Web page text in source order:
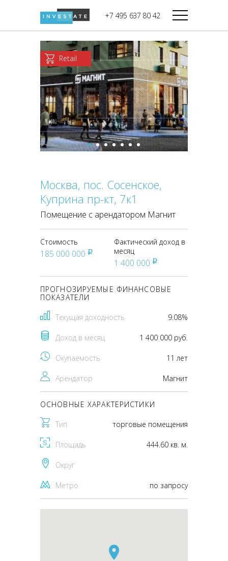
+7 495 637 80 42
Дикси
Верный
Мираторг
Магнолия
В башне
Башня Федерация-II
Запад
Башня Федерация-I
Восток
Город Столиц,
Северный блок
Город Столиц,
Южный блок
Retail
Москва, пос. Сосенское,
Куприна пр-кт, 7к1
Помещение с арендатором Магнит
Стоимость
185 000 000 pуб
Фактический доход в
месяц
1 400 000 pуб
ПРОГНОЗИРУЕМЫЕ ФИНАНСОВЫЕ
ПОКАЗАТЕЛИ
Текущая доходность 9.08%
Доход в месяц 1 400 000 руб.
Окупаемость 11 лет
Арендатор Магнит
ОСНОВНЫЕ ХАРАКТЕРИСТИКИ
Тип торговые помещения
Площадь 444.60 кв. м.
Округ
Метро по запросу